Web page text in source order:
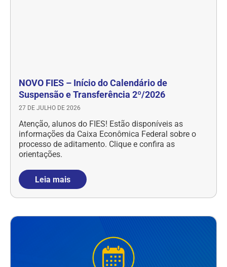
NOVO FIES – Início do Calendário de
Suspensão e Transferência 2º/2026
27 DE JULHO DE 2026
Atenção, alunos do FIES! Estão disponíveis as
informações da Caixa Econômica Federal sobre o
processo de aditamento. Clique e confira as
orientações.
Leia mais